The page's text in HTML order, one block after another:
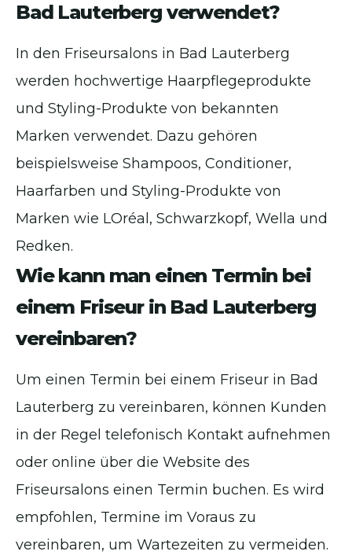
Bad Lauterberg verwendet?
In den Friseursalons in Bad Lauterberg
werden hochwertige Haarpflegeprodukte
und Styling-Produkte von bekannten
Marken verwendet. Dazu gehören
beispielsweise Shampoos, Conditioner,
Haarfarben und Styling-Produkte von
Marken wie LOréal, Schwarzkopf, Wella und
Redken.
Wie kann man einen Termin bei
einem Friseur in Bad Lauterberg
vereinbaren?
Um einen Termin bei einem Friseur in Bad
Lauterberg zu vereinbaren, können Kunden
in der Regel telefonisch Kontakt aufnehmen
oder online über die Website des
Friseursalons einen Termin buchen. Es wird
empfohlen, Termine im Voraus zu
vereinbaren, um Wartezeiten zu vermeiden.